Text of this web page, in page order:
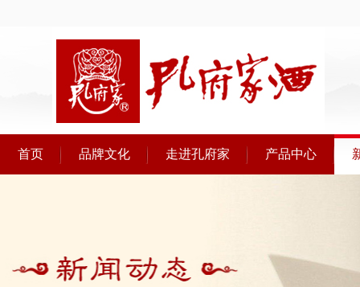
首页 品牌文化 走进孔府家 产品中心